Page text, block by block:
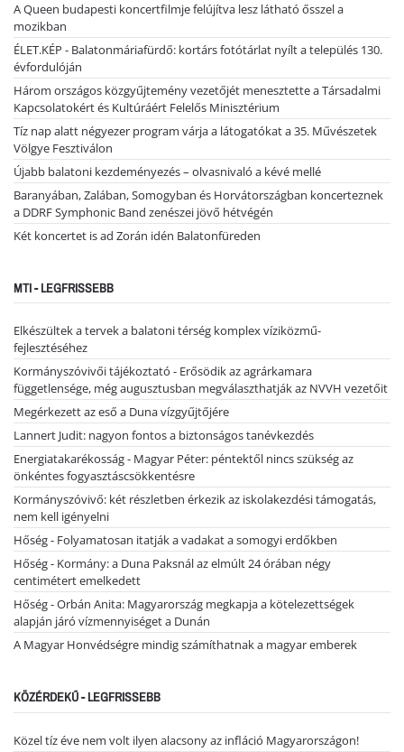
A Queen budapesti koncertfilmje felújítva lesz látható ősszel a
mozikban
ÉLET.KÉP - Balatonmáriafürdő: kortárs fotótárlat nyílt a település 130.
évfordulóján
Három országos közgyűjtemény vezetőjét menesztette a Társadalmi
Kapcsolatokért és Kultúráért Felelős Minisztérium
Tíz nap alatt négyezer program várja a látogatókat a 35. Művészetek
Völgye Fesztiválon
Újabb balatoni kezdeményezés – olvasnivaló a kévé mellé
Baranyában, Zalában, Somogyban és Horvátországban koncerteznek
a DDRF Symphonic Band zenészei jövő hétvégén
Két koncertet is ad Zorán idén Balatonfüreden
MTI - LEGFRISSEBB
Elkészültek a tervek a balatoni térség komplex víziközmű-
fejlesztéséhez
Kormányszóvivői tájékoztató - Erősödik az agrárkamara
függetlensége, még augusztusban megválaszthatják az NVVH vezetőit
Megérkezett az eső a Duna vízgyűjtőjére
Lannert Judit: nagyon fontos a biztonságos tanévkezdés
Energiatakarékosság - Magyar Péter: péntektől nincs szükség az
önkéntes fogyasztáscsökkentésre
Kormányszóvivő: két részletben érkezik az iskolakezdési támogatás,
nem kell igényelni
Hőség - Folyamatosan itatják a vadakat a somogyi erdőkben
Hőség - Kormány: a Duna Paksnál az elmúlt 24 órában négy
centimétert emelkedett
Hőség - Orbán Anita: Magyarország megkapja a kötelezettségek
alapján járó vízmennyiséget a Dunán
A Magyar Honvédségre mindig számíthatnak a magyar emberek
KÖZÉRDEKŰ - LEGFRISSEBB
Közel tíz éve nem volt ilyen alacsony az infláció Magyarországon!